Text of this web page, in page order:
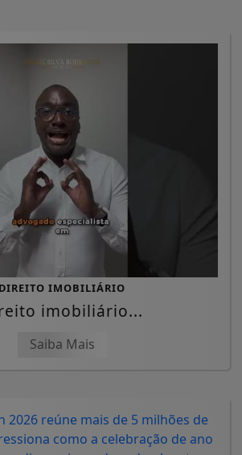
DIREITO IMOBILIÁRIO
imobiliário...
Saiba Mais